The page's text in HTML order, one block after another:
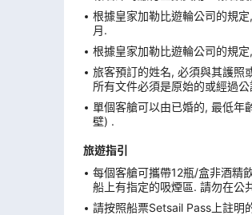
根據皇家加勒比遊輪公司的規
月.
根據皇家加勒比遊輪公司的規
旅客預訂的姓名, 必須與其護照
所有文件必須是原始的或經過
單個客艙可以由已婚的, 最低年
壁) .
旅遊指引
每個客艙可攜帶12瓶/盒非酒精
船上有指定的吸煙區. 請勿在公
請按照船票Setsail Pass上註明